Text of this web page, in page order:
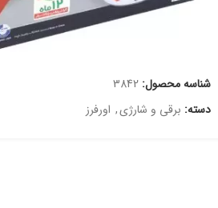
شناسه محصول: 3842
دسته: برقی و شارژی, اورفرز